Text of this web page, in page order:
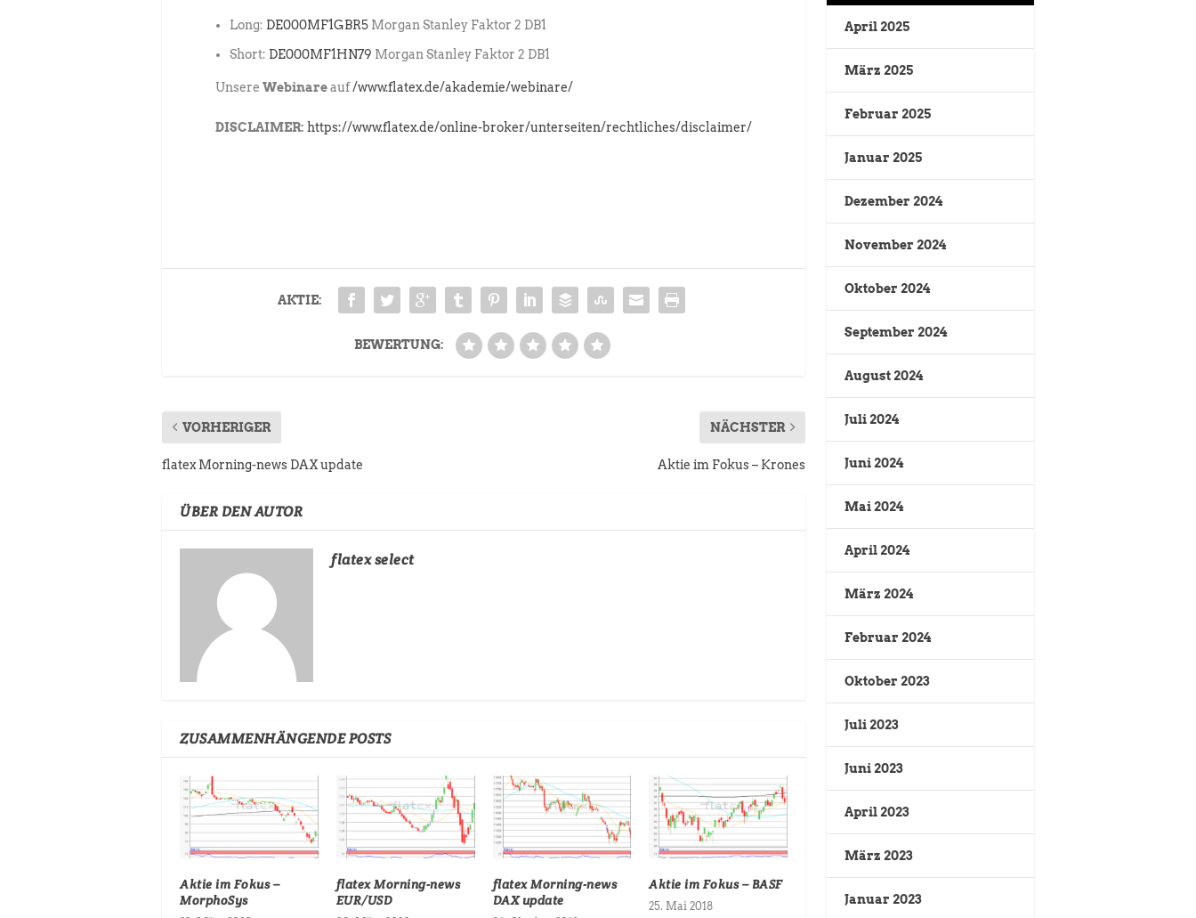
Long: DE000MF1GBR5 Morgan Stanley Faktor 2 DB1
Short: DE000MF1HN79 Morgan Stanley Faktor 2 DB1
Unsere Webinareauf/www.flatex.de/akademie/webinare/
DISCLAIMER: https://www.flatex.de/online-broker/unterseiten/rechtliches/disclaimer/
AKTIE:
BEWERTUNG:
VORHERIGER
flatex Morning-news DAX update
NÄCHSTER
Aktie im Fokus – Krones
ÜBER DEN AUTOR
flatex select
ZUSAMMENHÄNGENDE POSTS
Aktie im Fokus –
MorphoSys
flatex Morning-news
EUR/USD
flatex Morning-news
DAX update
Aktie im Fokus – BASF
25. Mai 2018
April 2025
März 2025
Februar 2025
Januar 2025
Dezember 2024
November 2024
Oktober 2024
September 2024
August 2024
Juli 2024
Juni 2024
Mai 2024
April 2024
März 2024
Februar 2024
Oktober 2023
Juli 2023
Juni 2023
April 2023
März 2023
Januar 2023